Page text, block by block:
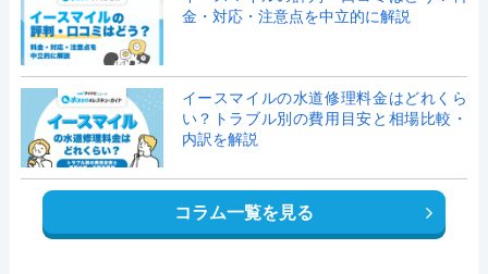
金・対応・注意点を中立的に解説
イースマイルの水道修理料金はどれくら
い？トラブル別の費用目安と相場比較・
内訳を解説
コラム一覧を見る